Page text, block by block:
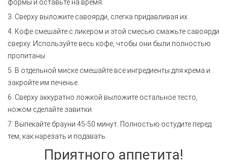
формы и оставьте на время.
3. Сверху выложите савоярди, слегка придавливая их.
4. Кофе смешайте с ликером и этой смесью смажьте савоярди
сверху. Используйте весь кофе, чтобы они были полностью
пропитаны.
5. В отдельной миске смешайте все ингредиенты для крема и
закройте им печенье.
6. Сверху аккуратно ложкой выложите остальное тесто,
ножом сделайте завитки.
7. Выпекайте брауни 45-50 минут. Полностью остудите перед
тем, как нарезать и подавать.
Приятного аппетита!